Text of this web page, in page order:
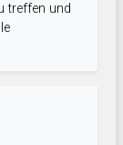
treffen und